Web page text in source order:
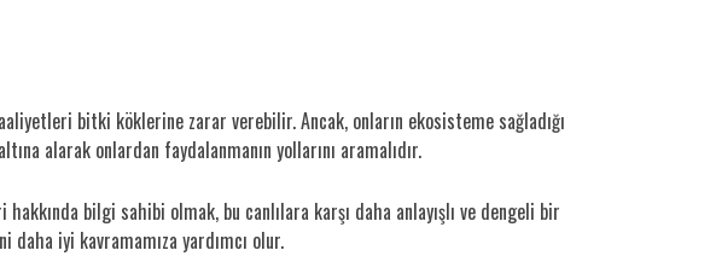
bitki köklerine zarar verebilir. Ancak, onların ekosisteme sağladığı
alarak onlardan faydalanmanın yollarını aramalıdır.
bilgi sahibi olmak, bu canlılara karşı daha anlayışlı ve dengeli bir
daha iyi kavramamıza yardımcı olur.